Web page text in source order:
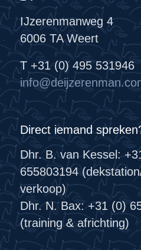
IJzerenmanweg 4
6006 TA Weert
T +31 (0) 495 531946
Direct iemand
Dhr. B. van Kessel:
655803194
verkoop)
Dhr. N. Bax: +31 (0)
(training & africhting)